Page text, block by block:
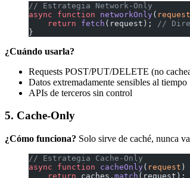
// Estrategia Network-Only
async function networkOnly( request
    return
fetch (request);
//
}
¿Cuándo usarla?
Requests POST/PUT/DELETE (no
Datos extremadamente sensibles al tiempo
APIs de terceros sin control
5. Cache-Only
¿Cómo funciona? Solo sirve de caché, nunca
// Estrategia Cache-Only
async function cacheOnly( request )
    return
caches. match (request);